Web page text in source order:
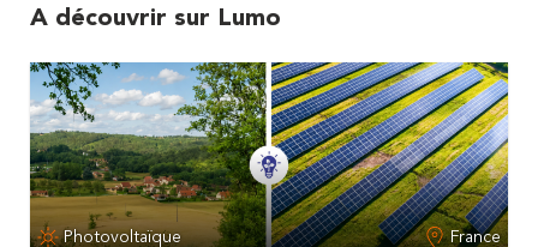
A découvrir sur Lumo
Photovoltaïque France